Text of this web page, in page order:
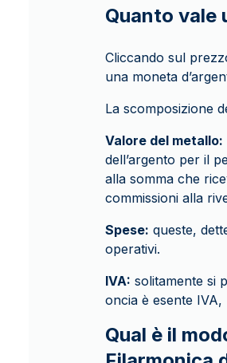
Quanto vale
Cliccando sul
una moneta
La scomposizione
Valore del metallo:
dell’argento per il
alla somma che
commissioni alla
Spese: queste,
operativi.
IVA: solitamente si
oncia è esente
Qual è il